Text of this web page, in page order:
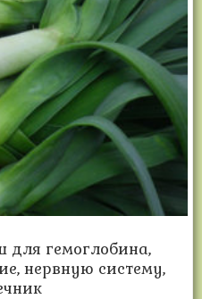
гемоглобина,
нервную систему,